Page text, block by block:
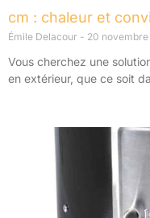
cm : chaleur et
Émile Delacour 20
Vous cherchez une
en extérieur, que ce soit